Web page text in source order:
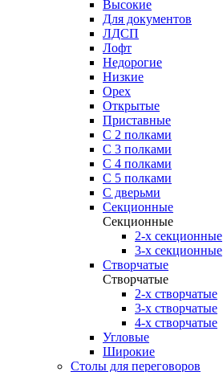
Высокие
Для документов
ЛДСП
Лофт
Недорогие
Низкие
Орех
Открытые
Приставные
С 2 полками
С 3 полками
С 4 полками
С 5 полками
С дверьми
Секционные
Секционные
2-х секционные
3-х секционные
Створчатые
Створчатые
2-х створчатые
3-х створчатые
4-х створчатые
Угловые
Широкие
Столы для переговоров